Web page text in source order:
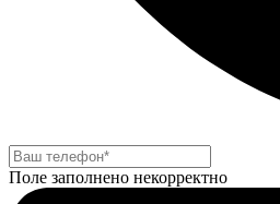
Поле заполнено некорректно